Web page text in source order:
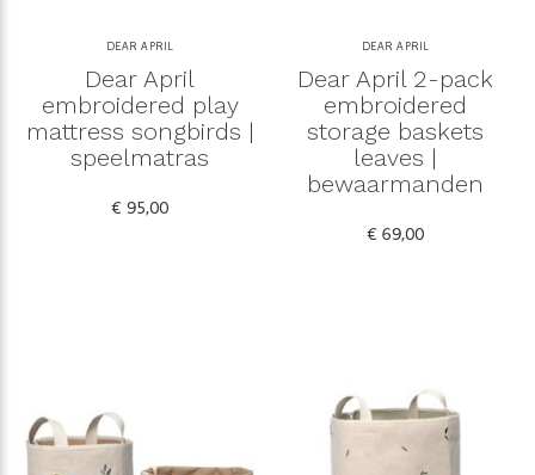
DEAR APRIL
Dear April
embroidered play
mattress songbirds |
speelmatras
€ 95,00
DEAR APRIL
Dear April 2-pack
embroidered
storage baskets
leaves |
bewaarmanden
€ 69,00